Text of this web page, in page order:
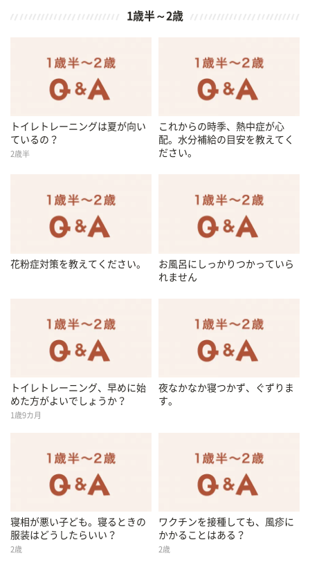
1歳半～2歳
トイレトレーニングは夏が向い
ているの？
2歳半
これからの時季、熱中症が心
配。水分補給の目安を教えてく
ださい。
花粉症対策を教えてください。
お風呂にしっかりつかっていら
れません
トイレトレーニング、早めに始
めた方がよいでしょうか？
1歳9カ月
夜なかなか寝つかず、ぐずりま
す。
寝相が悪い子ども。寝るときの
服装はどうしたらいい？
2歳
ワクチンを接種しても、風疹に
かかることはある？
2歳